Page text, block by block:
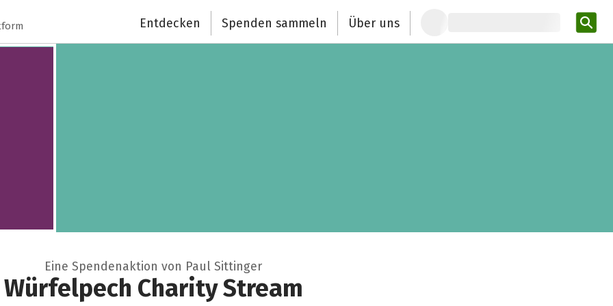
Entdecken Spenden sammeln Über uns
Eine Spendenaktion von Paul Sittinger
Würfelpech Charity Stream
Schließen